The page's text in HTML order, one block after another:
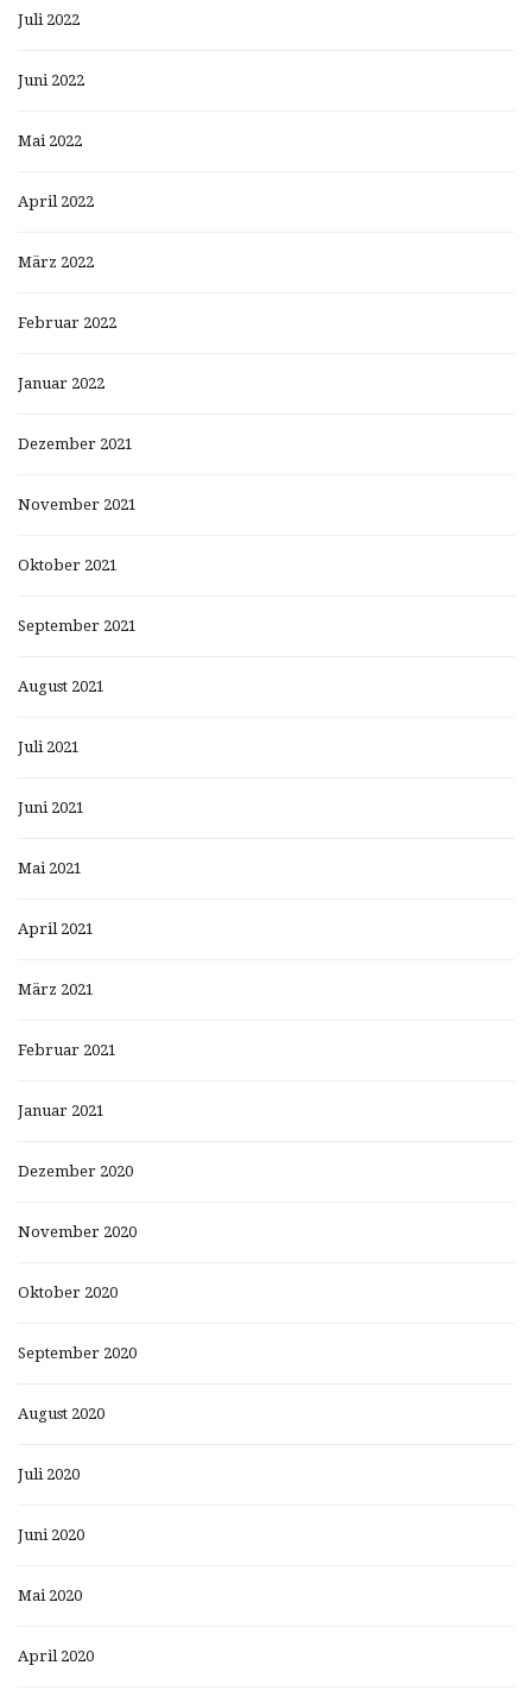
Juli 2022
Juni 2022
Mai 2022
April 2022
März 2022
Februar 2022
Januar 2022
Dezember 2021
November 2021
Oktober 2021
September 2021
August 2021
Juli 2021
Juni 2021
Mai 2021
April 2021
März 2021
Februar 2021
Januar 2021
Dezember 2020
November 2020
Oktober 2020
September 2020
August 2020
Juli 2020
Juni 2020
Mai 2020
April 2020